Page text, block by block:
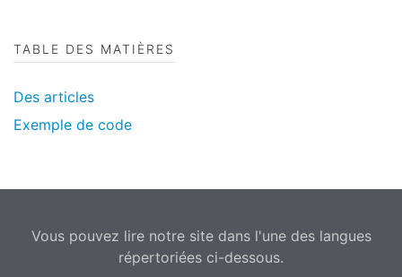
TABLE DES MATIÈRES
Des articles
Exemple de code
Vous pouvez lire notre site dans l'une des langues
répertoriées ci-dessous.